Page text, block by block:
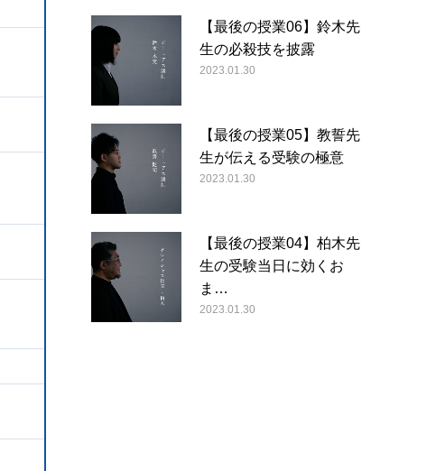
【最後の授業06】鈴木先
生の必殺技を披露
2023.01.30
【最後の授業05】教誓先
生が伝える受験の極意
2023.01.30
【最後の授業04】柏木先
生の受験当日に効くお
ま…
2023.01.30